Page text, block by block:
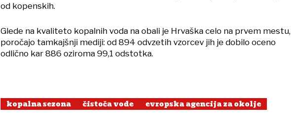
od kopenskih.
Glede na kvaliteto kopalnih voda na obali je Hrvaška celo na prvem mestu,
poročajo tamkajšnji mediji: od 894 odvzetih vzorcev jih je dobilo oceno
odlično kar 886 oziroma 99,1 odstotka.
kopalna sezona čistoča vode evropska agencija za okolje